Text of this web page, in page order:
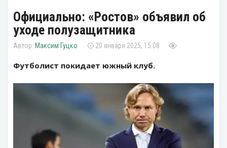
Официально: «Ростов» объявил об
уходе полузащитника
Максим Гуцко 20 января 2025, 15:08
Футболист покидает южный клуб.